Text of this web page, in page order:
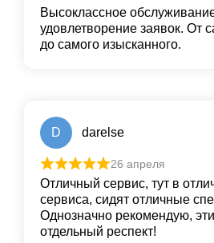
Высоклассное
удовлетворение заявок. От
до самого изысканного.
D darelse
26 апреля
Отличный сервис, тут в
сервиса, сидят отличные
Однозначно рекомендую,
отдельный респект!